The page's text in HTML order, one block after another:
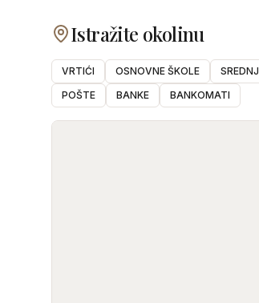
Istražite okolinu
VRTIĆI OSNOVNE ŠKOLE
POŠTE
BANKE BANKOMATI